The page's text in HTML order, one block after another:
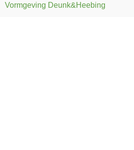
Vormgeving Deunk&Heebing